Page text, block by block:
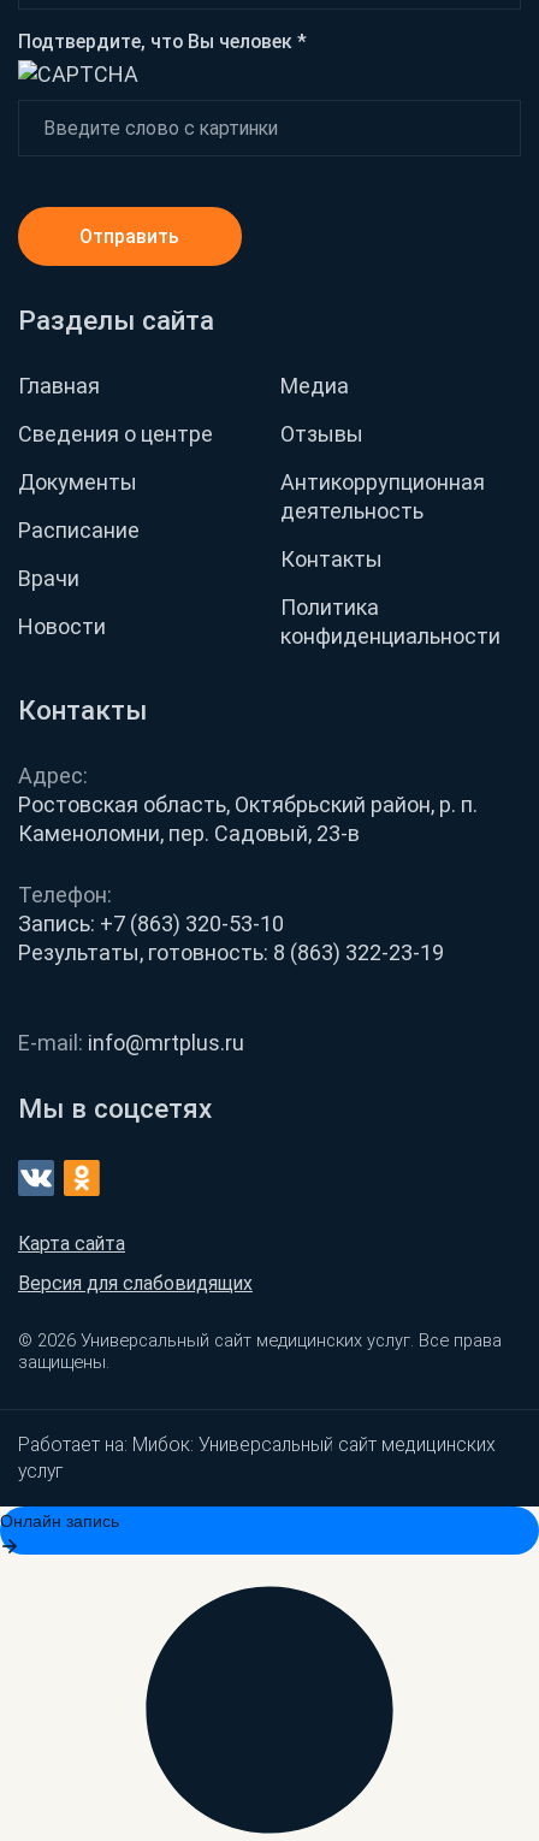
Контакты
Адрес:
Ростовская область, Октябрьский район, р. п.
Каменоломни, пер. Садовый, 23-в
Телефон:
Запись: +7 (863) 320-53-10
Результаты, готовность: 8 (863) 322-23-19
E-mail: info@mrtplus.ru
Мы в соцсетях
Карта сайта
Версия для слабовидящих
© 2026 Универсальный сайт медицинских услуг. Все права
защищены.
Разделы сайта
Главная
Сведения о центре
Документы
Расписание
Врачи
Новости
Медиа
Отзывы
Антикоррупционная
деятельность
Контакты
Политика
конфиденциальности
Подтвердите, что Вы человек *
Отправить
Работает на: Мибок: Универсальный сайт медицинских
услуг